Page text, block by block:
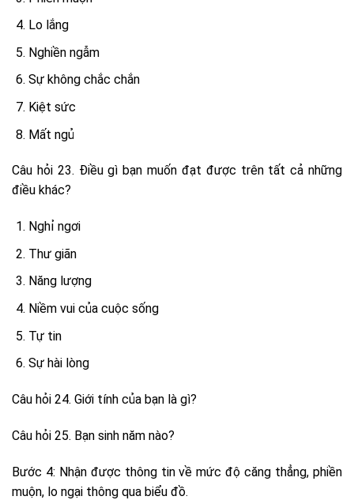
Lo lắng
Nghiền ngẫm
Sự không chắc chắn
Kiệt sức
Mất ngủ
Câu hỏi 23. Điều gì bạn muốn đạt được trên tất cả những
điều khác?
Nghỉ ngơi
Thư giãn
Năng lượng
Niềm vui của cuộc sống
Tự tin
Sự hài lòng
Câu hỏi 24. Giới tính của bạn là gì?
Câu hỏi 25. Bạn sinh năm nào?
Bước 4: Nhận được thông tin về mức độ căng thẳng, phiền
muộn, lo ngại thông qua biểu đồ.